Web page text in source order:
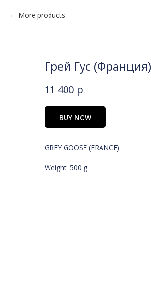
More products
Грей Гус (Франция)
11 400 р.
BUY NOW
GREY GOOSE (FRANCE)
Weight: 500 g